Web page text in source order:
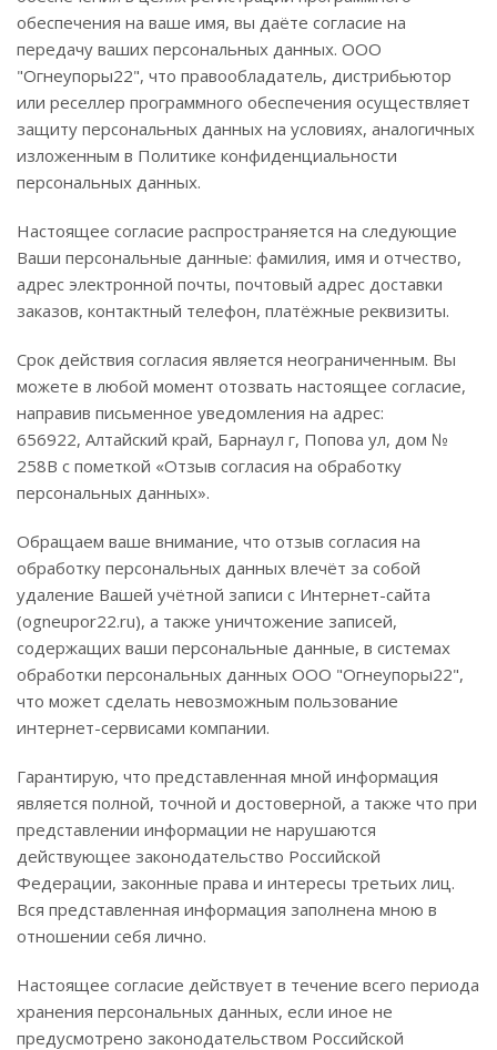
обеспечения на ваше имя, вы даёте согласие на
передачу ваших персональных данных. ООО
"Огнеупоры22", что правообладатель, дистрибьютор
или реселлер программного обеспечения осуществляет
защиту персональных данных на условиях, аналогичных
изложенным в Политике конфиденциальности
персональных данных.
Настоящее согласие распространяется на следующие
Ваши персональные данные: фамилия, имя и отчество,
адрес электронной почты, почтовый адрес доставки
заказов, контактный телефон, платёжные реквизиты.
Срок действия согласия является неограниченным. Вы
можете в любой момент отозвать настоящее согласие,
направив письменное уведомления на адрес:
656922, Алтайский край, Барнаул г, Попова ул, дом №
258В с пометкой «Отзыв согласия на обработку
персональных данных».
Обращаем ваше внимание, что отзыв согласия на
обработку персональных данных влечёт за собой
удаление Вашей учётной записи с Интернет-сайта
(ogneupor22.ru), а также уничтожение записей,
содержащих ваши персональные данные, в системах
обработки персональных данных ООО "Огнеупоры22",
что может сделать невозможным пользование
интернет-сервисами компании.
Гарантирую, что представленная мной информация
является полной, точной и достоверной, а также что при
представлении информации не нарушаются
действующее законодательство Российской
Федерации, законные права и интересы третьих лиц.
Вся представленная информация заполнена мною в
отношении себя лично.
Настоящее согласие действует в течение всего периода
хранения персональных данных, если иное не
предусмотрено законодательством Российской